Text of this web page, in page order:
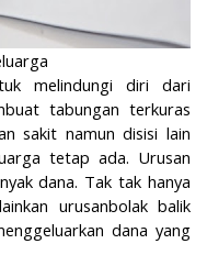
melindungi diri dari
tabungan terkuras
sakit namun disisi lain
tetap ada. Urusan
dana. Tak tak hanya
urusanbolak balik
dana yang